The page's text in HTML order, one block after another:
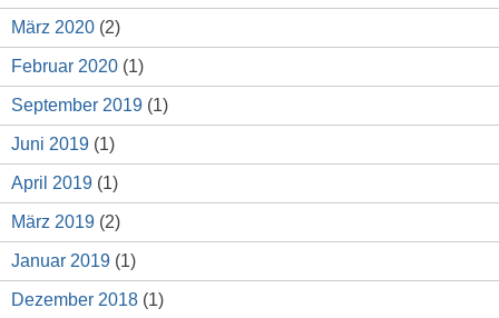
März 2020 (2)
Februar 2020 (1)
September 2019 (1)
Juni 2019 (1)
April 2019 (1)
März 2019 (2)
Januar 2019 (1)
Dezember 2018 (1)